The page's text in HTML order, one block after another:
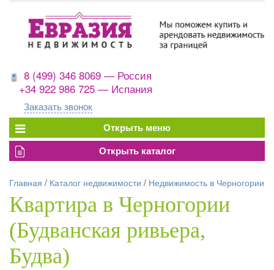
8 (499) 346 8069 — Россия
+34 922 986 725 — Испания
Заказать звонок
Главная / Каталог недвижимости / Недвижимость в Черногории
Квартира в Черногории
(Будванская ривьера,
Будва)